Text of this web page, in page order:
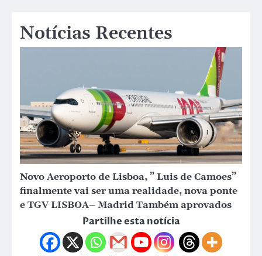
Notícias Recentes
Novo Aeroporto de Lisboa, ” Luis de Camoes”
finalmente vai ser uma realidade, nova ponte
e TGV LISBOA– Madrid Também aprovados
Partilhe esta notícia